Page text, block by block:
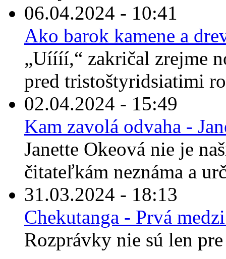
06.04.2024 - 10:41
Ako barok kamene a
„Uíííí,“ zakričal zrejme
pred tristoštyridsiatimi
02.04.2024 - 15:49
Kam zavolá odvaha -
Janette Okeová nie je
čitateľkám neznáma a
31.03.2024 - 18:13
Chekutanga - Prvá
Rozprávky nie sú len